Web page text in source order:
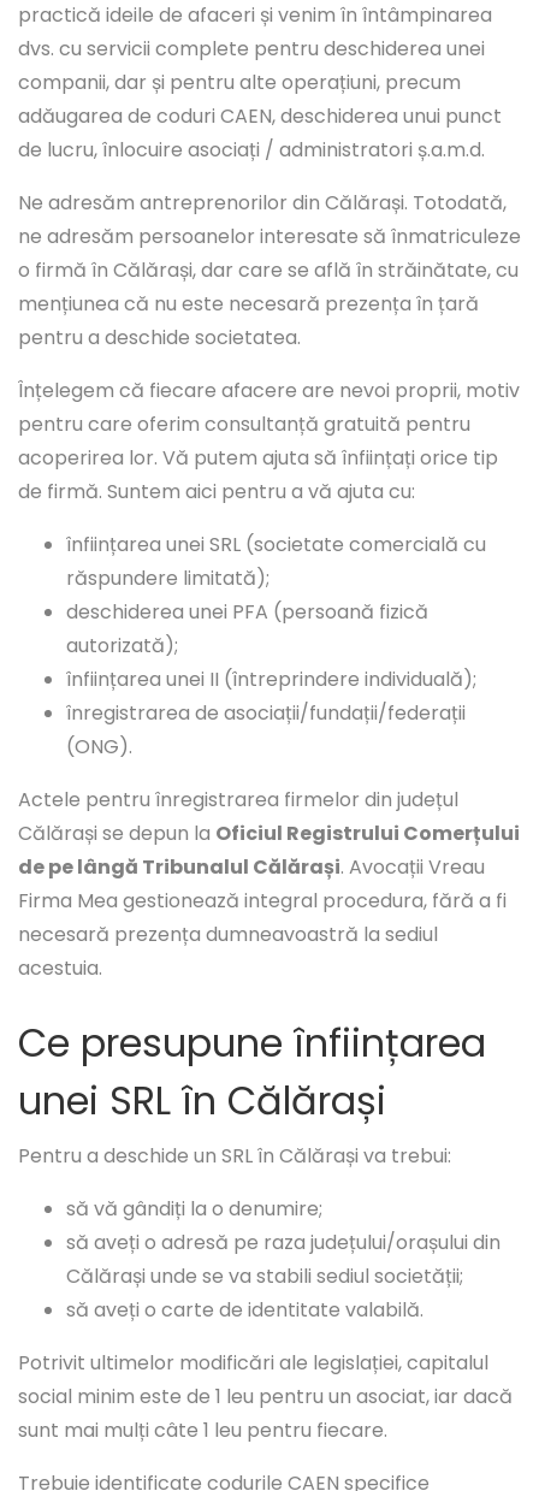
practică ideile de afaceri și venim în întâmpinarea
dvs. cu servicii complete pentru deschiderea unei
companii, dar și pentru alte operațiuni, precum
adăugarea de coduri CAEN, deschiderea unui punct
de lucru, înlocuire asociați / administratori ș.a.m.d.
Ne adresăm antreprenorilor din Călărași. Totodată,
ne adresăm persoanelor interesate să înmatriculeze
o firmă în Călărași, dar care se află în străinătate, cu
mențiunea că nu este necesară prezența în țară
pentru a deschide societatea.
Înțelegem că fiecare afacere are nevoi proprii, motiv
pentru care oferim consultanță gratuită pentru
acoperirea lor. Vă putem ajuta să înființați orice tip
de firmă. Suntem aici pentru a vă ajuta cu:
înființarea unei SRL (societate comercială cu
răspundere limitată);
deschiderea unei PFA (persoană fizică
autorizată);
înființarea unei II (întreprindere individuală);
înregistrarea de asociații/fundații/federații
(ONG).
Actele pentru înregistrarea firmelor din județul
Călărași se depun la Oficiul Registrului Comerțului
de pe lângă Tribunalul Călărași. Avocații Vreau
Firma Mea gestionează integral procedura, fără a fi
necesară prezența dumneavoastră la sediul
acestuia.
Ce presupune înființarea
unei SRL în Călărași
Pentru a deschide un SRL în Călărași va trebui:
să vă gândiți la o denumire;
să aveți o adresă pe raza județului/orașului din
Călărași unde se va stabili sediul societății;
să aveți o carte de identitate valabilă.
Potrivit ultimelor modificări ale legislației, capitalul
social minim este de 1 leu pentru un asociat, iar dacă
sunt mai mulți câte 1 leu pentru fiecare.
Trebuie identificate codurile CAEN specifice